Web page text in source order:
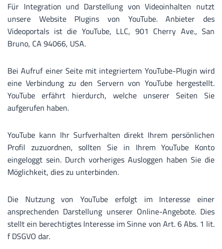
Für Integration und Darstellung von Videoinhalten nutzt
unsere Website Plugins von YouTube. Anbieter des
Videoportals ist die YouTube, LLC, 901 Cherry Ave., San
Bruno, CA 94066, USA.
Bei Aufruf einer Seite mit integriertem YouTube-Plugin wird
eine Verbindung zu den Servern von YouTube hergestellt.
YouTube erfährt hierdurch, welche unserer Seiten Sie
aufgerufen haben.
YouTube kann Ihr Surfverhalten direkt Ihrem persönlichen
Profil zuzuordnen, sollten Sie in Ihrem YouTube Konto
eingeloggt sein. Durch vorheriges Ausloggen haben Sie die
Möglichkeit, dies zu unterbinden.
Die Nutzung von YouTube erfolgt im Interesse einer
ansprechenden Darstellung unserer Online-Angebote. Dies
stellt ein berechtigtes Interesse im Sinne von Art. 6 Abs. 1 lit.
f DSGVO dar.